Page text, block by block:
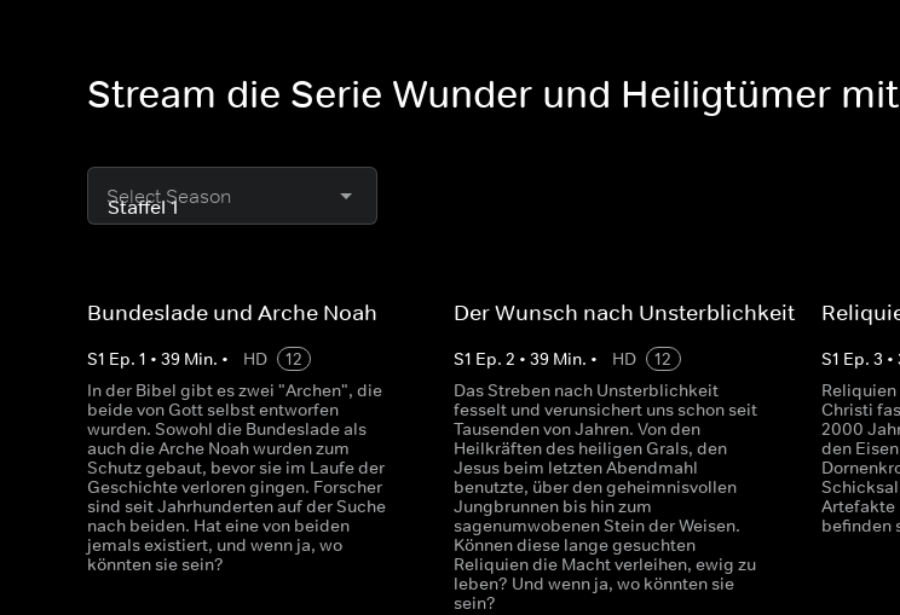
Stream die Serie Wunder und Heiligtümer
Select Season
Bundeslade und Arche Noah
S1 Ep. 1 • 39 Min. • HD
12
In der Bibel gibt es zwei "Archen", die
beide von Gott selbst entworfen
wurden. Sowohl die Bundeslade als
auch die Arche Noah wurden zum
Schutz gebaut, bevor sie im Laufe der
Geschichte verloren gingen. Forscher
sind seit Jahrhunderten auf der Suche
nach beiden. Hat eine von beiden
jemals existiert, und wenn ja, wo
könnten sie sein?
Der Wunsch nach Unsterblichkeit
S1 Ep.2 •39 Min. • HD
12
Das Streben nach Unsterblichkeit
fesselt und verunsichert uns schon seit
Tausenden von Jahren. Von den
Heilkräften des heiligen Grals, den
Jesus beim letzten Abendmahl
benutzte, über den geheimnisvollen
Jungbrunnen bis hin zum
sagenumwobenen Stein der Weisen.
Können diese lange gesuchten
Reliquien die Macht verleihen, ewig zu
leben? Und wenn ja, wo könnten sie
sein?
S1 Ep. 3 •
Christi
2000
den
Artefakte
befinden